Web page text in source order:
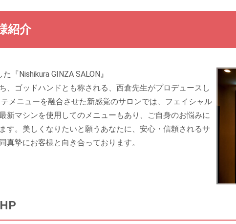
紹介
『Nishikura GINZA SALON』
、ゴッドハンドとも称される、西倉先生がプロデュースし
メニューを融合させた新感覚のサロンでは、フェイシャル
新マシンを使用してのメニューもあり、ご自身のお悩みに
す。美しくなりたいと願うあなたに、安心・信頼されるサ
真摯にお客様と向き合っております。